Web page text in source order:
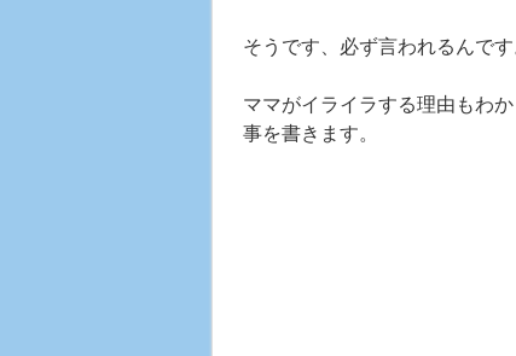
そうです、必ず言われるんで
ママがイライラする理由もわ
事を書きます。